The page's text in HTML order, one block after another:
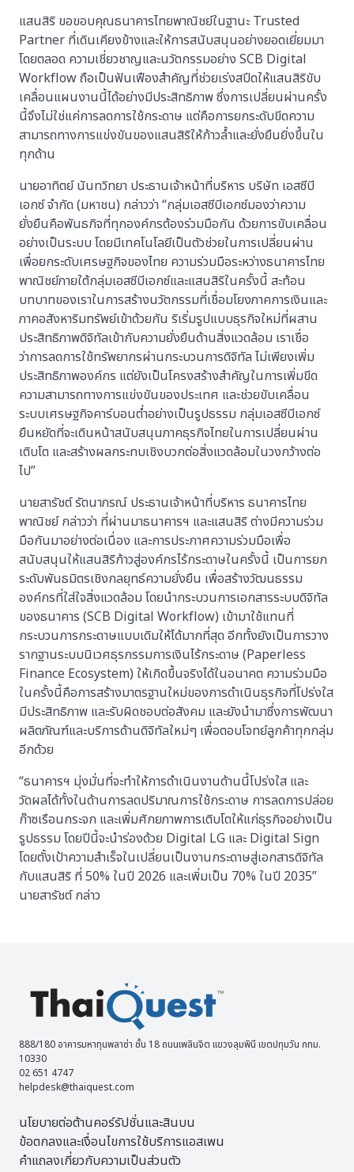
แสนสิริ ขอขอบคุณธนาคารไทยพาณิชย์ในฐานะ Trusted
Partner ที่เดินเคียงข้างและให้การสนับสนุนอย่างยอดเยี่ยมมา
โดยตลอด ความเชี่ยวชาญและนวัตกรรมอย่าง SCB Digital
Workflow ถือเป็นฟันเฟืองสำคัญที่ช่วยเร่งสปีดให้แสนสิริขับ
เคลื่อนแผนงานนี้ได้อย่างมีประสิทธิภาพ ซึ่งการเปลี่ยนผ่านครั้ง
นี้จึงไม่ใช่แค่การลดการใช้กระดาษ แต่คือการยกระดับขีดความ
สามารถทางการแข่งขันของแสนสิริให้ก้าวล้ำและยั่งยืนยิ่งขึ้นใน
ทุกด้าน
นายอาทิตย์ นันทวิทยา ประธานเจ้าหน้าที่บริหาร บริษัท เอสซีบี
เอกซ์ จำกัด (มหาชน) กล่าวว่า “กลุ่มเอสซีบีเอกซ์มองว่าความ
ยั่งยืนคือพันธกิจที่ทุกองค์กรต้องร่วมมือกัน ด้วยการขับเคลื่อน
อย่างเป็นระบบ โดยมีเทคโนโลยีเป็นตัวช่วยในการเปลี่ยนผ่าน
เพื่อยกระดับเศรษฐกิจของไทย ความร่วมมือระหว่างธนาคารไทย
พาณิชย์ภายใต้กลุ่มเอสซีบีเอกซ์และแสนสิริในครั้งนี้ สะท้อน
บทบาทของเราในการสร้างนวัตกรรมที่เชื่อมโยงภาคการเงินและ
ภาคอสังหาริมทรัพย์เข้าด้วยกัน ริเริ่มรูปแบบธุรกิจใหม่ที่ผสาน
ประสิทธิภาพดิจิทัลเข้ากับความยั่งยืนด้านสิ่งแวดล้อม เราเชื่อ
ว่าการลดการใช้ทรัพยากรผ่านกระบวนการดิจิทัล ไม่เพียงเพิ่ม
ประสิทธิภาพองค์กร แต่ยังเป็นโครงสร้างสำคัญในการเพิ่มขีด
ความสามารถทางการแข่งขันของประเทศ และช่วยขับเคลื่อน
ระบบเศรษฐกิจคาร์บอนต่ำอย่างเป็นรูปธรรม กลุ่มเอสซีบีเอกซ์
ยืนหยัดที่จะเดินหน้าสนับสนุนภาคธุรกิจไทยในการเปลี่ยนผ่าน
เติบโต และสร้างผลกระทบเชิงบวกต่อสิ่งแวดล้อมในวงกว้างต่อ
ไป”
นายสารัชต์ รัตนาภรณ์ ประธานเจ้าหน้าที่บริหาร ธนาคารไทย
พาณิชย์ กล่าวว่า ที่ผ่านมาธนาคารฯ และแสนสิริ ต่างมีความร่วม
มือกันมาอย่างต่อเนื่อง และการประกาศความร่วมมือเพื่อ
สนับสนุนให้แสนสิริก้าวสู่องค์กรไร้กระดาษในครั้งนี้ เป็นการยก
ระดับพันธมิตรเชิงกลยุทธ์ความยั่งยืน เพื่อสร้างวัฒนธรรม
องค์กรที่ใส่ใจสิ่งแวดล้อม โดยนำกระบวนการเอกสารระบบดิจิทัล
ของธนาคาร (SCB Digital Workflow) เข้ามาใช้แทนที่
กระบวนการกระดาษแบบเดิมให้ได้มากที่สุด อีกทั้งยังเป็นการวาง
รากฐานระบบนิเวศธุรกรรมการเงินไร้กระดาษ (Paperless
Finance Ecosystem) ให้เกิดขึ้นจริงได้ในอนาคต ความร่วมมือ
ในครั้งนี้คือการสร้างมาตรฐานใหม่ของการดำเนินธุรกิจที่โปร่งใส
มีประสิทธิภาพ และรับผิดชอบต่อสังคม และยังนำมาซึ่งการพัฒนา
ผลิตภัณฑ์และบริการด้านดิจิทัลใหม่ๆ เพื่อตอบโจทย์ลูกค้าทุกกลุ่ม
อีกด้วย
“ธนาคารฯ มุ่งมั่นที่จะทำให้การดำเนินงานด้านนี้โปร่งใส และ
วัดผลได้ทั้งในด้านการลดปริมาณการใช้กระดาษ การลดการปล่อย
ก๊าซเรือนกระจก และเพิ่มศักยภาพการเติบโตให้แก่ธุรกิจอย่างเป็น
รูปธรรม โดยปีนี้จะนำร่องด้วย Digital LG และ Digital Sign
โดยตั้งเป้าความสําเร็จในเปลี่ยนเป็นงานกระดาษสู่เอกสารดิจิทัล
กับแสนสิริ ที่ 50% ในปี 2026 และเพิ่มเป็น 70% ในปี 2035”
นายสารัชต์ กล่าว
888/180 อาคารมหาทุนพลาซ่า ชั้น 18 ถนนเพลินจิต แขวงลุมพินี เขตปทุมวัน กทม.
10330
02 651 4747
helpdesk@thaiquest.com
นโยบายต่อต้านคอร์รัปชั่นและสินบน
ข้อตกลงและเงื่อนไขการใช้บริการแอสเพน
คำแถลงเกี่ยวกับความเป็นส่วนตัว